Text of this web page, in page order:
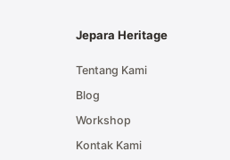
Jepara Heritage
Tentang Kami
Blog
Workshop
Kontak Kami